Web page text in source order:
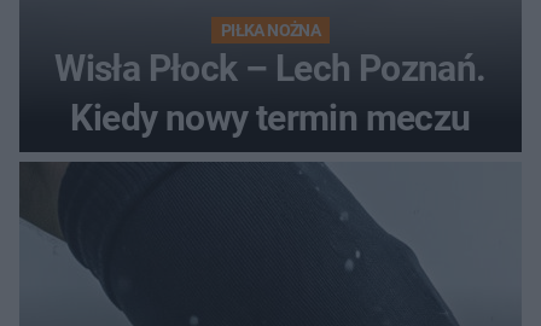
PIŁKA NOŻNA
Wisła Płock – Lech Poznań.
Kiedy nowy termin meczu